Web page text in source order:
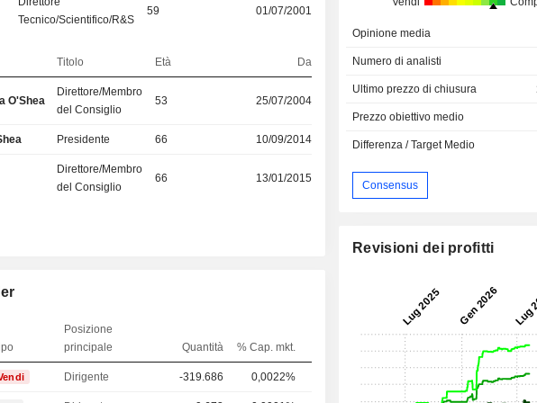
Tecnico/Scientifico/R&S
59 01/07/2001
Titolo Età Da
O'Shea
Direttore/Membro
del Consiglio
53 25/07/2004
Presidente 66 10/09/2014
Direttore/Membro
del Consiglio
66 13/01/2015
Posizione
principale
Quantità % Cap. mkt.
BenjumeaDirigente -319.686 0,0022%
Opinione media
Numero di analisti
Ultimo prezzo di chiusura
Prezzo obiettivo medio
Differenza / Target Medio
Consensus
Revisioni dei profitti